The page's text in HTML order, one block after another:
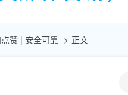
赞 | 安全可靠 正文